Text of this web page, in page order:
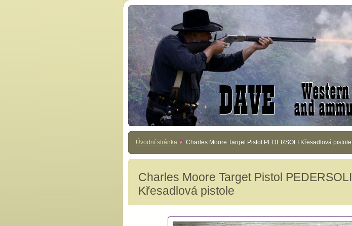
Úvodní stránka Charles Moore Target Pistol PEDERSOLI Křesadlová pistole
Charles Moore Target Pistol PEDERSOLI
Křesadlová pistole